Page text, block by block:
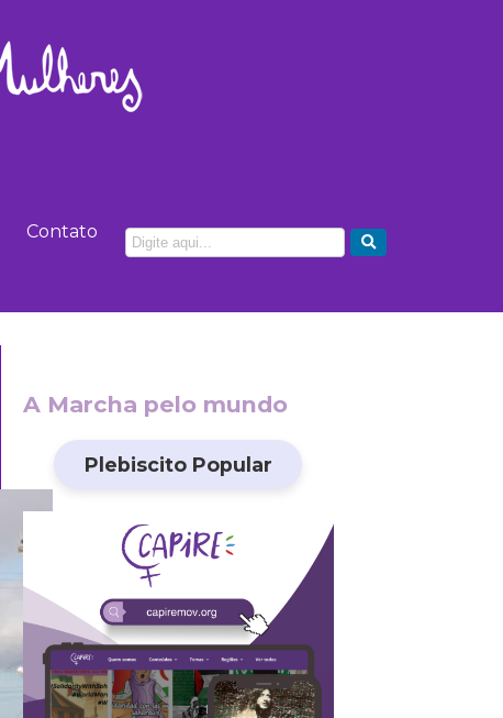
Contato
A Marcha pelo mundo
Plebiscito Popular